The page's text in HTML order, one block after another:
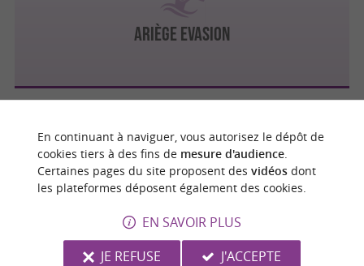
Ariège Evasion
Seix
En continuant à naviguer, vous autorisez le dépôt de
cookies tiers à des fins de mesure d'audience.
Certaines pages du site proposent des vidéosdont
les plateformes déposent également des cookies.
EN SAVOIR PLUS
JE REFUSE
J'ACCEPTE